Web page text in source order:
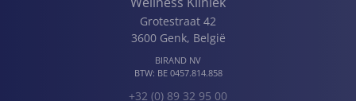
Grotestraat 42
3600 Genk, België
BIRAND NV
BTW: BE 0457.814.858
+32 (0) 89 32 95 00